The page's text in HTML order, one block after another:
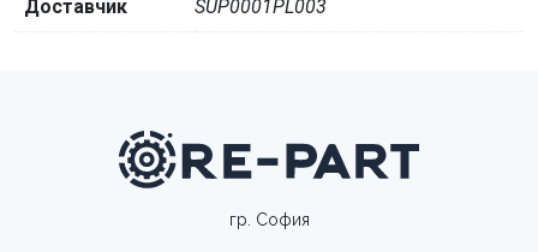
Доставчик SUP0001PL003
гр. София